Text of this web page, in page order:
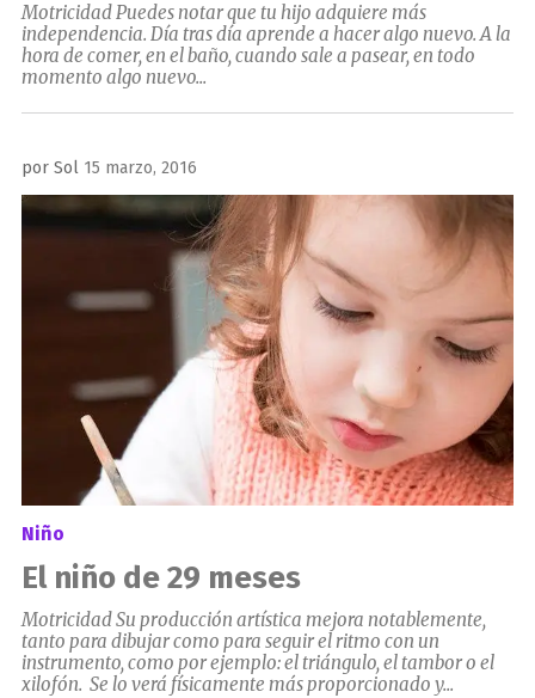
Motricidad Puedes notar que tu hijo adquiere más
independencia. Día tras día aprende a hacer algo nuevo. A la
hora de comer, en el baño, cuando sale a pasear, en todo
momento algo nuevo...
por Sol Publicado
el
15 marzo, 2016
Niño
El niño de 29 meses
Motricidad Su producción artística mejora notablemente,
tanto para dibujar como para seguir el ritmo con un
instrumento, como por ejemplo: el triángulo, el tambor o el
xilofón. Se lo verá físicamente más proporcionado y...